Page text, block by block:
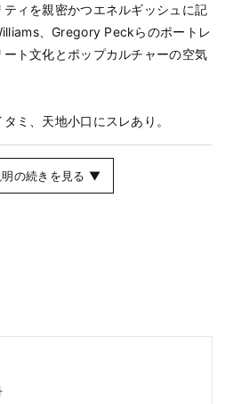
ィを親密かつエネルギッシュに記
、Gregory Peckらのポートレ
ト文化とポップカルチャーの空気
ミ、天地小口にスレあり。
の続きを見る ▼